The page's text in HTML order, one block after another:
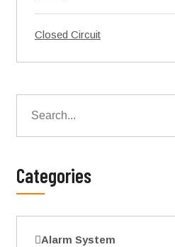
Closed Circuit
Categories
Alarm System